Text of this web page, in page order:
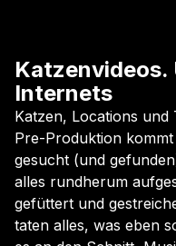
Katzenvideos.
Internets
Katzen, Locations und
Pre-Produktion
gesucht (und
alles rundherum
gefüttert und
taten alles, was eben